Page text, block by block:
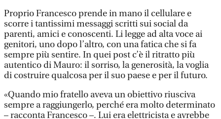
Proprio Francesco prende in mano il cellulare e
scorre i tantissimi messaggi scritti sui social da
parenti, amici e conoscenti. Li legge ad alta voce ai
genitori, uno dopo l’altro, con una fatica che si fa
sempre più sentire. In quei post c’è il ritratto più
autentico di Mauro: il sorriso, la generosità, la voglia
di costruire qualcosa per il suo paese e per il futuro.
«Quando mio fratello aveva un obiettivo riusciva
sempre a raggiungerlo, perché era molto determinato
– racconta Francesco –. Lui era elettricista e avrebbe